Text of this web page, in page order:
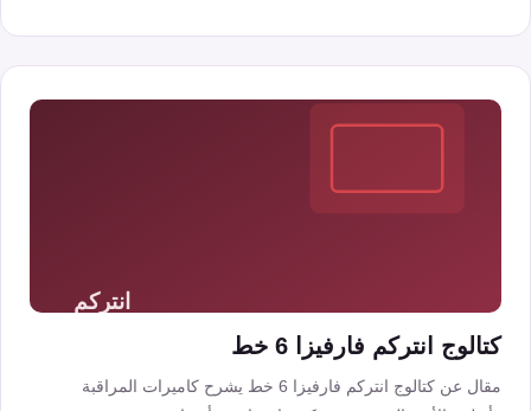
كتالوج انتركم فارفيزا 6 خط
مقال عن كتالوج انتركم فارفيزا 6 خط يشرح كاميرات المراقبة